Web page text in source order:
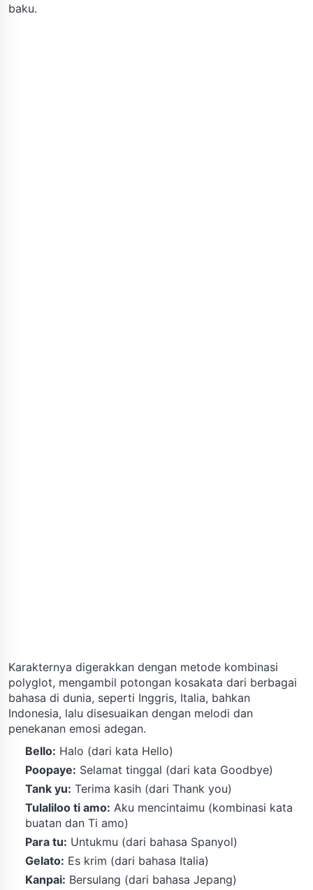
baku.
Karakternya digerakkan dengan metode kombinasi
polyglot, mengambil potongan kosakata dari berbagai
bahasa di dunia, seperti Inggris, Italia, bahkan
Indonesia, lalu disesuaikan dengan melodi dan
penekanan emosi adegan.
Bello: Halo (dari kata Hello)
Poopaye: Selamat tinggal (dari kata Goodbye)
Tank yu: Terima kasih (dari Thank you)
Tulaliloo ti amo: Aku mencintaimu (kombinasi kata
buatan dan Ti amo)
Para tu: Untukmu (dari bahasa Spanyol)
Gelato: Es krim (dari bahasa Italia)
Kanpai: Bersulang (dari bahasa Jepang)